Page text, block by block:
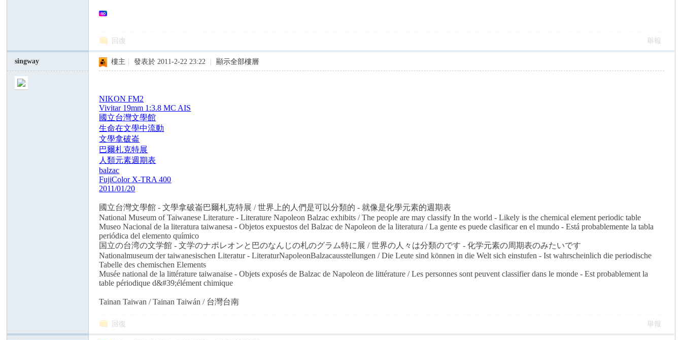
回復 舉報
singway 樓主 發表於 2011-2-22 23:22 顯示全部樓層
NIKON FM2
Vivitar 19mm 1:3.8 MC AIS
國立台灣文學館
生命在文學中流動
文學拿破崙
巴爾札克特展
人類元素週期表
balzac
FujiColor X-TRA 400
2011/01/20
國立台灣文學館 - 文學拿破崙巴爾札克特展 / 世界上的人們是可以分類的 - 就像是化學元素的週期表
National Museum of Taiwanese Literature - Literature Napoleon Balzac exhibits / The people are may classify In the world - Likely is the chemical element periodic table
Museo Nacional de la literatura taiwanesa - Objetos expuestos del Balzac de Napoleon de la literatura / La gente es puede clasificar en el mundo - Está probablemente la tabla
periódica del elemento químico
国立の台湾の文学館 - 文学のナポレオンと巴のなんじの札のグラム特に展 / 世界の人々は分類のです - 化学元素の周期表のみたいです
Nationalmuseum der taiwanesischen Literatur - LiteraturNapoleonBalzacausstellungen / Die Leute sind können in die Welt sich einstufen - Ist wahrscheinlich die periodische
Tabelle des chemischen Elements
Musée national de la littérature taiwanaise - Objets exposés de Balzac de Napoleon de littérature / Les personnes sont peuvent classifier dans le monde - Est probablement la
table périodique d&#39;élément chimique
Tainan Taiwan / Tainan Taiwán / 台灣台南
回復 舉報